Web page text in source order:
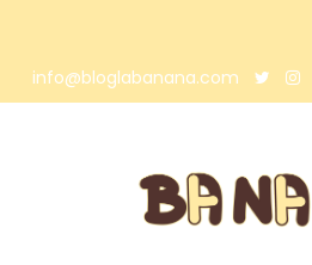
info@bloglabanana.com